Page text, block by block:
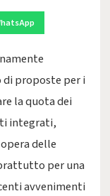
proposte per i
la quota dei
integrati,
delle
per una
avvenimenti